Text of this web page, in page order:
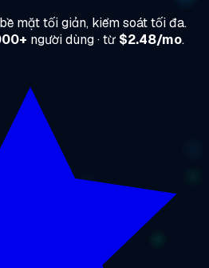
mặt tối giản, kiểm soát tối đa.
người dùng · từ $2.48/mo.